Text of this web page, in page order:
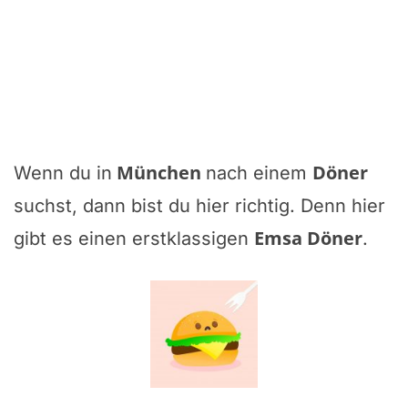
Wenn du in München nach einem Döner
suchst, dann bist du hier richtig. Denn hier
gibt es einen erstklassigen Emsa Döner.